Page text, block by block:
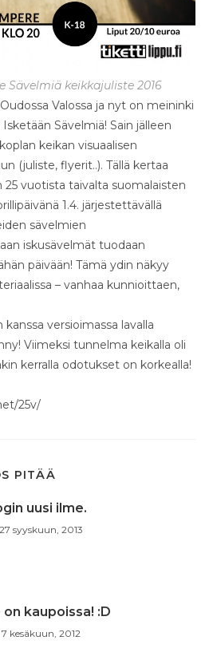
Sävelmiä keikkajuliste 2016
Valossa ja nyt on meininki
Sävelmiä! Sain jälleen
keikan visuaalisen
(juliste, flyerit..). Tällä kertaa
25 vuotista taivalta suomalaisten
1.4. järjestettävällä
sävelmien
iskusävelmät tuodaan
päivään! Tämä ydin näkyy
– vanhaa kunnioittaen,
versioimassa lavalla
Viimeksi tunnelma keikalla oli
kerralla odotukset on korkealla!
25v/
PITÄÄ
uusi ilme.
27 syyskuun, 2013
on kaupoissa! :D
7 kesäkuun, 2012